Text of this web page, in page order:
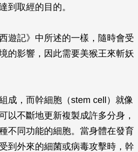
到取經的目的。
遊記》中所述的一樣，隨時會受
的影響，因此需要美猴王來斬妖
成，而幹細胞（stem cell）就像
以不斷地更新複製成許多分身，
不同功能的細胞。當身體在發育
到外來的細菌或病毒攻擊時，幹